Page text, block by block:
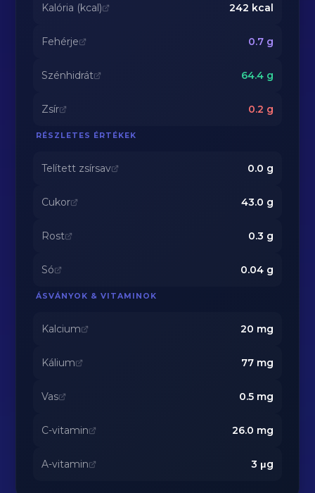
Kalória (kcal) 242 kcal
Fehérje 0.7g
Szénhidrát 64.4g
Zsír 0.2 g
RÉSZLETES ÉRTÉKEK
Telített zsírsav 0.0 g
Cukor 43.0 g
Rost 0.3 g
Só 0.04g
ÁSVÁNYOK & VITAMINOK
Kalcium 20 mg
Kálium 77mg
Vas 0.5mg
C-vitamin 26.0 mg
A-vitamin 3 μg